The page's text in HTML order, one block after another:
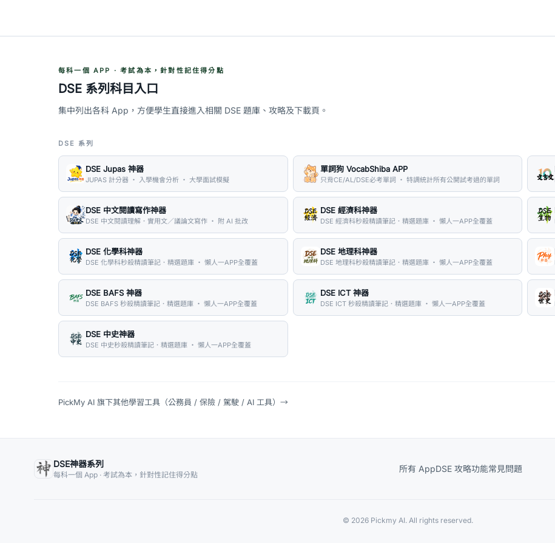
每科一個 APP · 考試為本，針對性記住得分點
DSE 系列科目入口
集中列出各科 App，方便學生直接進入相關 DSE 題庫、攻略及下載頁。
DSE 系列
DSE Jupas 神器
JUPAS 計分器 ・ 入學機會分析 ・ 大學面試模擬
單詞狗 VocabShiba APP
只背CE/AL/DSE必考單詞 ・ 特調統計所有公開試考過的單詞
DSE 中文閱讀寫作神器
DSE 中文閱讀理解．實用文／議論文寫作 ・ 附 AI 批改
DSE 經濟科神器
DSE 經濟科秒殺精讀筆記．精選題庫 ・ 懶人一APP全覆蓋
DSE 化學科神器
DSE 化學科秒殺精讀筆記．精選題庫 ・ 懶人一APP全覆蓋
DSE 地理科神器
DSE 地理科秒殺精讀筆記．精選題庫 ・ 懶人一APP全覆蓋
DSE BAFS 神器
DSE BAFS 秒殺精讀筆記．精選題庫 ・ 懶人一APP全覆蓋
DSE ICT 神器
DSE ICT 秒殺精讀筆記．精選題庫 ・ 懶人一APP全覆蓋
DSE 中史神器
DSE 中史秒殺精讀筆記．精選題庫 ・ 懶人一APP全覆蓋
PickMy AI 旗下其他學習工具（公務員 / 保險 / 駕駛 / AI 工具） →
DSE神器系列
每科一個 App · 考試為本，針對性記住得分點
所有 AppDSE 攻略功能常見問題
© 2026 Pickmy AI. All rights reserved.